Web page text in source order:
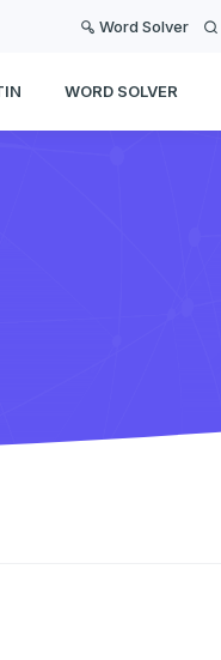
Word Solver
WORD SOLVER